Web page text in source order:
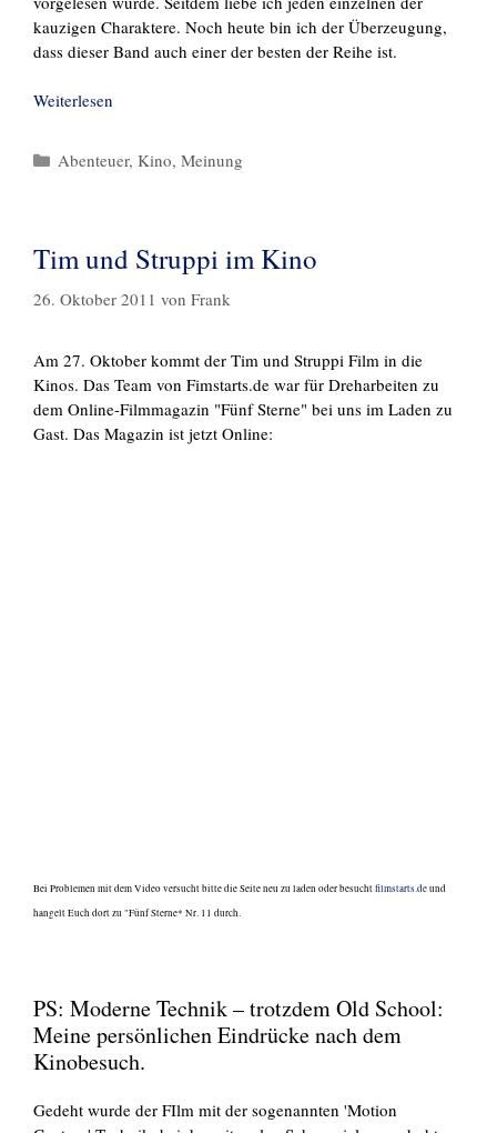
kauzigen Charaktere. Noch heute bin ich der Überzeugung,
dass dieser Band auch einer der besten der Reihe ist.
Weiterlesen
Kategorien
Abenteuer, Kino, Meinung
Tim und Struppi im Kino
26. Oktober 2011 von Frank
Am 27. Oktober kommt der Tim und Struppi Film in die
Kinos. Das Team von Fimstarts.de war für Dreharbeiten zu
dem Online-Filmmagazin "Fünf Sterne" bei uns im Laden zu
Gast. Das Magazin ist jetzt Online:
Bei Problemen mit dem Video versucht bitte die Seite neu zu laden oder besuchtfilmstarts.deund
hangelt Euch dort zu "Fünf Sterne* Nr. 11 durch.
PS: Moderne Technik – trotzdem Old School:
Meine persönlichen Eindrücke nach dem
Kinobesuch.
Gedeht wurde der FIlm mit der sogenannten 'Motion